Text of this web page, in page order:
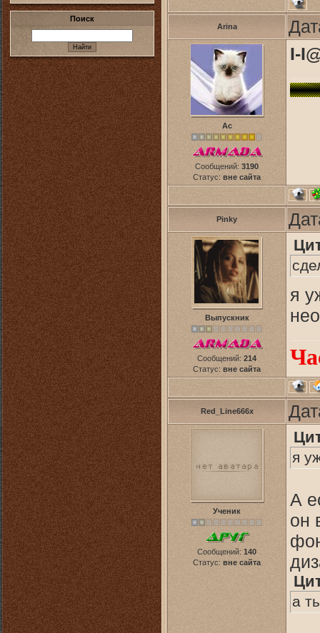
Поиск
Arina
Ас
Сообщений: 3190
Статус: вне сайта
I-
Pinky
Выпускник
Сообщений: 214
Статус: вне сайта
я
Red_Line666x
Ученик
Сообщений: 140
Статус: вне сайта
я
А
он
а